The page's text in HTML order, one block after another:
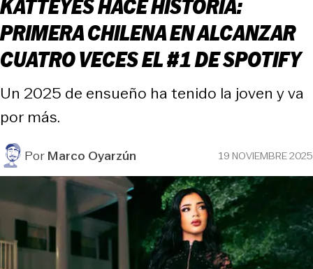
KATTEYES HACE HISTORIA:
PRIMERA CHILENA EN ALCANZAR
CUATRO VECES EL #1 DE SPOTIFY
Un 2025 de ensueño ha tenido la joven y va
por más.
PorMarco Oyarzún 19 NOVIEMBRE 2025